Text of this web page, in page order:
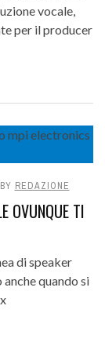
vocale,
per il producer
BY REDAZIONE
OVUNQUE TI
di speaker
quando si